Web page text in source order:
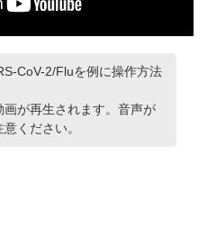
CoV-2/Fluを例に操作方法
が再生されます。音声が
ください。